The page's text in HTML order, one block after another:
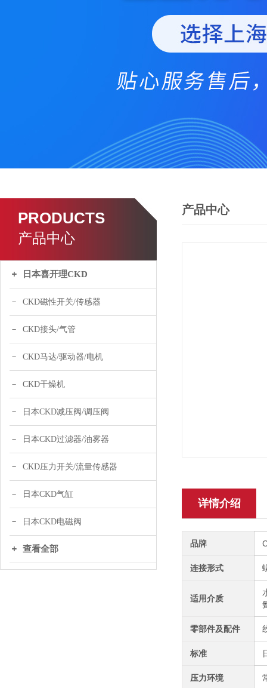
PRODUCTS
产品中心
日本喜开理CKD
CKD磁性开关/传感器
CKD接头/气管
CKD马达/驱动器/电机
CKD干燥机
日本CKD减压阀/调压阀
日本CKD过滤器/油雾器
CKD压力开关/流量传感器
日本CKD气缸
日本CKD电磁阀
查看全部
产品中心
详情介绍
品牌
连接形式
适用介质
零部件及配件
标准
压力环境